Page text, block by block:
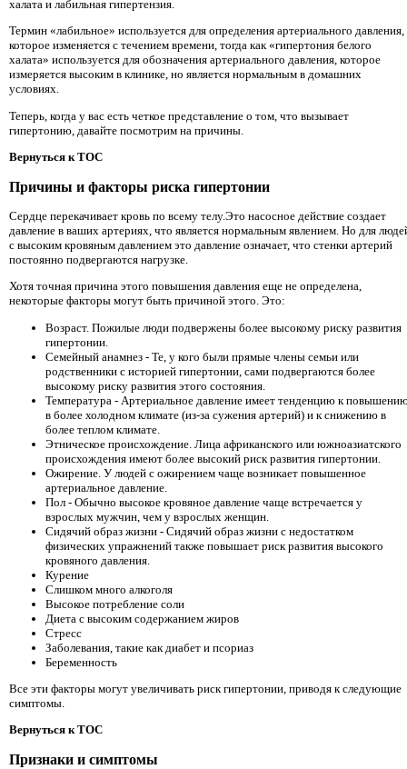
халата и лабильная гипертензия.
Термин «лабильное» используется для определения артериального давления,
которое изменяется с течением времени, тогда как «гипертония белого
халата» используется для обозначения артериального давления, которое
измеряется высоким в клинике, но является нормальным в домашних
условиях.
Теперь, когда у вас есть четкое представление о том, что вызывает
гипертонию, давайте посмотрим на причины.
Вернуться к TOC
Причины и факторы риска гипертонии
Сердце перекачивает кровь по всему телу.Это насосное действие создает
давление в ваших артериях, что является нормальным явлением. Но для
с высоким кровяным давлением это давление означает, что стенки артерий
постоянно подвергаются нагрузке.
Хотя точная причина этого повышения давления еще не определена,
некоторые факторы могут быть причиной этого. Это:
Возраст. Пожилые люди подвержены более высокому риску развития
гипертонии.
Семейный анамнез - Те, у кого были прямые члены семьи или
родственники с историей гипертонии, сами подвергаются более
высокому риску развития этого состояния.
Температура - Артериальное давление имеет тенденцию к
в более холодном климате (из-за сужения артерий) и к снижению в
более теплом климате.
Этническое происхождение. Лица африканского или южноазиатского
происхождения имеют более высокий риск развития гипертонии.
Ожирение. У людей с ожирением чаще возникает повышенное
артериальное давление.
Пол - Обычно высокое кровяное давление чаще встречается у
взрослых мужчин, чем у взрослых женщин.
Сидячий образ жизни - Сидячий образ жизни с недостатком
физических упражнений также повышает риск развития высокого
кровяного давления.
Курение
Слишком много алкоголя
Высокое потребление соли
Диета с высоким содержанием жиров
Стресс
Заболевания, такие как диабет и псориаз
Беременность
Все эти факторы могут увеличивать риск гипертонии, приводя к следующие
симптомы.
Вернуться к TOC
Признаки и симптомы